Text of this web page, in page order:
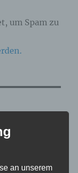
um Spam zu
an unserem